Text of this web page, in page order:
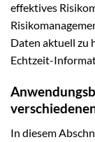
effektives
Daten aktuell zu
Echtzeit-
In diesem